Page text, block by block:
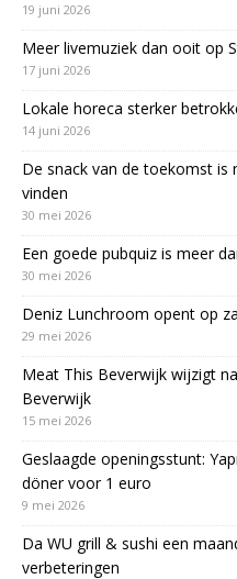
19 juni 2026
Meer livemuziek dan ooit op
17 juni 2026
Lokale horeca sterker
14 juni 2026
De snack van de toekomst is
vinden
30 mei 2026
Een goede pubquiz is meer
30 mei 2026
Deniz Lunchroom opent op
29 mei 2026
Meat This Beverwijk wijzigt
Beverwijk
15 mei 2026
Geslaagde openingsstunt:
döner voor 1 euro
9 mei 2026
Da WU grill & sushi een
verbeteringen